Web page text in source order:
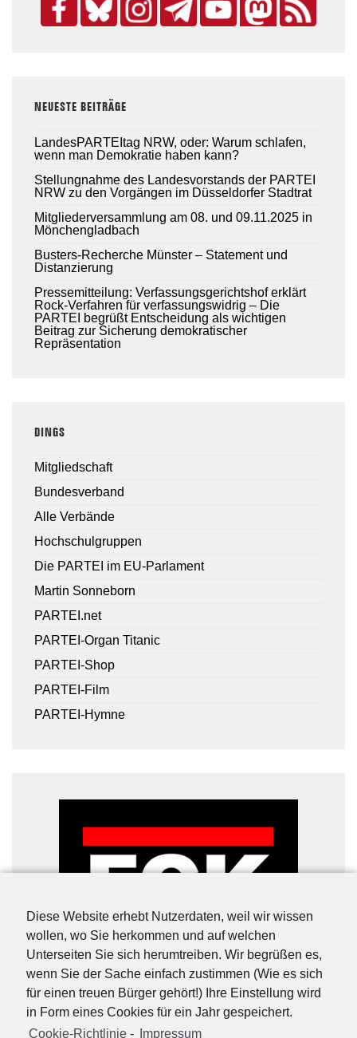
Diese Website erhebt Nutzerdaten, weil wir wissen
wollen, wo Sie herkommen und auf welchen
Unterseiten Sie sich herumtreiben. Wir begrüßen es,
wenn Sie der Sache einfach zustimmen (Wie es sich
für einen treuen Bürger gehört!) Ihre Einstellung wird
in Form eines Cookies für ein Jahr gespeichert.
Cookie-Richtlinie - Impressum
NEUESTE BEITRÄGE
LandesPARTEItag NRW, oder: Warum schlafen,
wenn man Demokratie haben kann?
Stellungnahme des Landesvorstands der PARTEI
NRW zu den Vorgängen im Düsseldorfer Stadtrat
Mitgliederversammlung am 08. und 09.11.2025 in
Mönchengladbach
Busters-Recherche Münster – Statement und
Distanzierung
Pressemitteilung: Verfassungsgerichtshof erklärt
Rock-Verfahren für verfassungswidrig – Die
PARTEI begrüßt Entscheidung als wichtigen
Beitrag zur Sicherung demokratischer
Repräsentation
DINGS
Mitgliedschaft
Bundesverband
Alle Verbände
Hochschulgruppen
Die PARTEI im EU-Parlament
Martin Sonneborn
PARTEI.net
PARTEI-Organ Titanic
PARTEI-Shop
PARTEI-Film
PARTEI-Hymne